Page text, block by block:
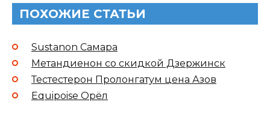
ПОХОЖИЕ СТАТЬИ
Sustanon Самара
Метандиенон со скидкой Дзержинск
Тестестерон Пролонгатум цена Азов
Equipoise Орёл